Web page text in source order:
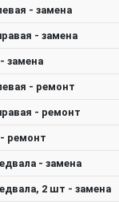
- замена
- замена
замена
- ремонт
- ремонт
ремонт
- замена
2 шт - замена